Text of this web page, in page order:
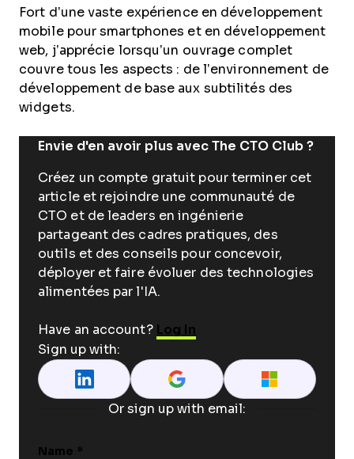
Fort d’une vaste expérience en développement
mobile pour smartphones et en développement
web, j’apprécie lorsqu’un ouvrage complet
couvre tous les aspects : de l’environnement de
développement de base aux subtilités des
widgets.
Envie d'en avoir plus avec The CTO Club ?
Créez un compte gratuit pour terminer cet
article et rejoindre une communauté de
CTO et de leaders en ingénierie
partageant des cadres pratiques, des
outils et des conseils pour concevoir,
déployer et faire évoluer des technologies
alimentées par l'IA.
Have an account? Log In
Sign up with:
Or sign up with email:
Name *